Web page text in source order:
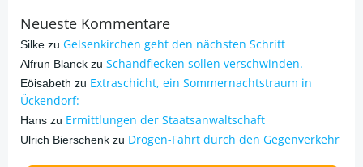
Neueste Kommentare
Silke zu Gelsenkirchen geht den nächsten Schritt
Alfrun Blanck zu Schandflecken sollen verschwinden.
Eöisabeth zu Extraschicht, ein Sommernachtstraum in
Ückendorf:
Hans zu Ermittlungen der Staatsanwaltschaft
Ulrich Bierschenk zu Drogen-Fahrt durch den Gegenverkehr